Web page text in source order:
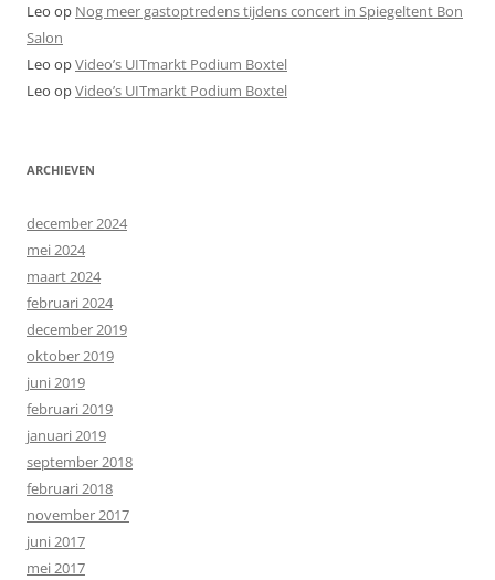
Leo op Nog meer gastoptredens tijdens concert in Spiegeltent Bon
Salon
Leo opVideo’s UITmarkt Podium Boxtel
Leo opVideo’s UITmarkt Podium Boxtel
ARCHIEVEN
december 2024
mei 2024
maart 2024
februari 2024
december 2019
oktober 2019
juni 2019
februari 2019
januari 2019
september 2018
februari 2018
november 2017
juni 2017
mei 2017